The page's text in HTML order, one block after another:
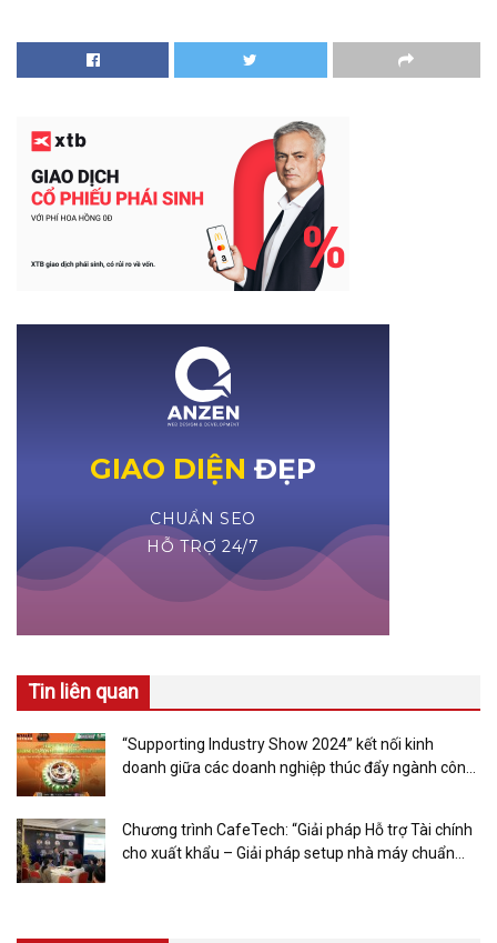
Tin liên quan
“Supporting Industry Show 2024” kết nối kinh
doanh giữa các doanh nghiệp thúc đẩy ngành công
Chương trình CafeTech: “Giải pháp Hỗ trợ Tài chính
cho xuất khẩu – Giải pháp setup nhà máy chuẩn